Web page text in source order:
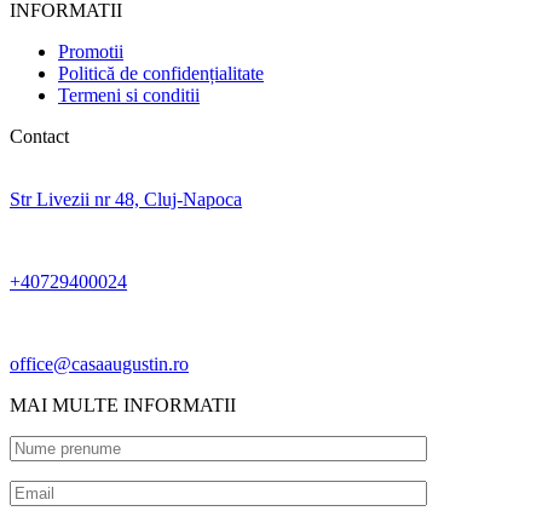
INFORMATII
Promotii
Politică de confidențialitate
Termeni si conditii
Contact
Str Livezii nr 48, Cluj-Napoca
+40729400024
office@casaaugustin.ro
MAI MULTE INFORMATII